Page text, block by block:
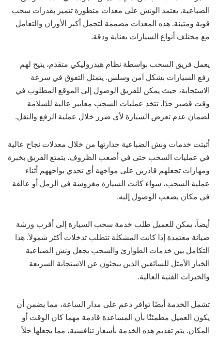
الضباعية. يعتمد الونش على معدات متطورة تتميز بقدرات سحب
قوية ومتينة. هذه المعدات مصممة لتحمل أكبر الأوزان والتعامل
مع مختلف أنواع السيارات بعناية ودقة.
يعمل فريق السحب بواسطة نظام هيدروليكي متقدم، يتيح لهم
رفع السيارات بشكل آمن وسلس. يتمثل التفوق في سرعة
الاستجابة، حيث يمكن للفريق الوصول إلى الموقع المطلوب في
وقت قصير جدًا. تتخذ عمليات السحب معايير عالية للسلامة
لضمان عدم تعرض السيارة لأي ضرر خلال عملية الرفع والنقل.
أثبتت خدمات ونش الضباعية جدارتها من خلال معدلات نجاح عالية
في عمليات السحب حتى في أصعب الظروف. يتمتع الفريق بخبرة
ومهارات تجعلهم قادرين على مواجهة أي تحدي يواجههم أثناء
عملية السحب، سواء كانت السيارة مغروسة في الرمل أو عالقة
في مكان يصعب الوصول إليه.
أيضاً، يمكن للعميل طلب خدمة سحب السيارة إلى أقرب ورشة
صيانة معتمدة إذا كانت المشكلة تتطلب تدخلات أكثر شمولاً. هذا
التكامل بين خدمات الطوارئ والسحب يجعل ونش الضباعية
الخيار الأمثل للسائقين الذين يبحثون عن الاستجابة السريعة
والخبرات الفنية العالية.
تشمل الخدمة أيضًا توافر دعم على مدار الساعة، مما يضمن أن
يكون العميل مطمئنًا بأن المساعدة قادمة مهما كان الوقت أو
المكان. يتم تقديم هذه الخدمة بأسعار تنافسية، مما يجعلها حلاً